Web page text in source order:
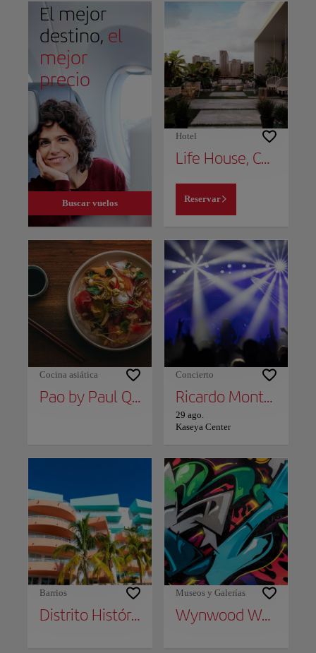
El mejor
destino, el
mejor
precio
Buscar vuelos
Hotel
Life House, Collins Park
Reservar
Cocina asiática
Pao by Paul Qui
Concierto
Ricardo Montaner
29 ago.
Kaseya Center
Barrios
Distrito Histórico Art Deco
Museos y Galerías
Wynwood Walls